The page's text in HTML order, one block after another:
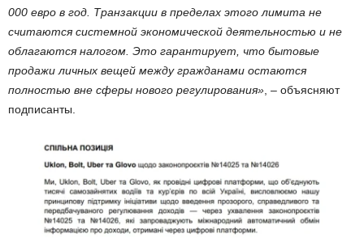
000 евро в год. Транзакции в пределах этого лимита не
считаются системной экономической деятельностью и не
облагаются налогом. Это гарантирует, что бытовые
продажи личных вещей между гражданами остаются
полностью вне сферы нового регулирования» , – объясняют
подписанты.